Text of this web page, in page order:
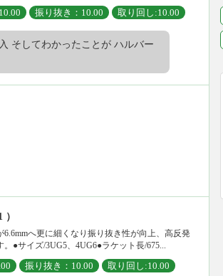
振り抜き：10.00 取り回し:10.00
そしてわかったことが ハルバー
へ更に細くなり振り抜き性が向上、高反発
●サイズ/3UG5、4UG6●ラケット長/675...
振り抜き：10.00 取り回し:10.00